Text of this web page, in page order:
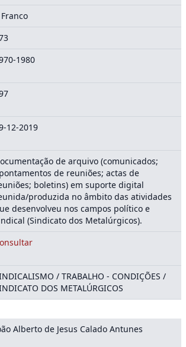
Franco
1980
12-2019
de arquivo (comunicados;
de reuniões; actas de
boletins) em suporte digital
produzida no âmbito das atividades
desenvolveu nos campos político e
(Sindicato dos Metalúrgicos).
/ TRABALHO - CONDIÇÕES /
DOS METALÚRGICOS
Alberto de Jesus Calado Antunes